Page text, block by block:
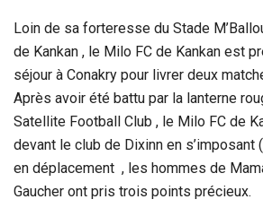
Loin de sa forteresse du Stade
de Kankan , le Milo FC de Kankan est
séjour à Conakry pour livrer deux
Après avoir été battu par la lanterne
Satellite Football Club , le Milo FC de
devant le club de Dixinn en s’imposant
en déplacement , les hommes de
Gaucher ont pris trois points précieux.